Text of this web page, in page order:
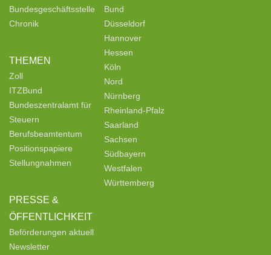
Bundesgeschäftsstelle
Chronik
THEMEN
Zoll
ITZBund
Bundeszentralamt für
Steuern
Berufsbeamtentum
Positionspapiere
Stellungnahmen
PRESSE &
ÖFFENTLICHKEIT
Beförderungen aktuell
Newsletter
Bund
Düsseldorf
Hannover
Hessen
Köln
Nord
Nürnberg
Rheinland-Pfalz
Saarland
Sachsen
Südbayern
Westfalen
Württemberg